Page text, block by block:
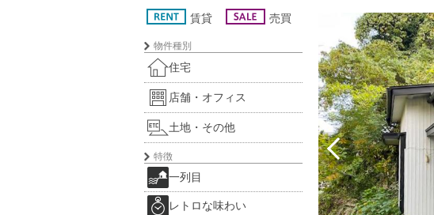
賃貸 売買
物件種別
住宅
店舗・オフィス
土地・その他
特徴
一列目
レトロな味わい